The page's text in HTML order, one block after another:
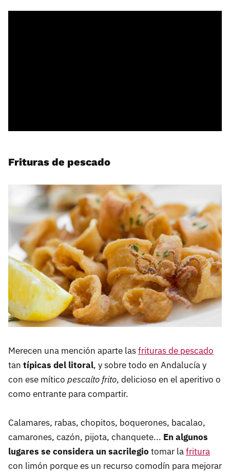
Frituras de pescado
Merecen una mención aparte lasfrituras de pescado
tan típicas del litoral, y sobre todo en Andalucía y
con ese mítico pescaíto frito, delicioso en el aperitivo o
como entrante para compartir.
Calamares, rabas, chopitos, boquerones, bacalao,
camarones, cazón, pijota, chanquete... En algunos
lugares se considera un sacrilegio tomar lafritura
con limón porque es un recurso comodín para mejorar